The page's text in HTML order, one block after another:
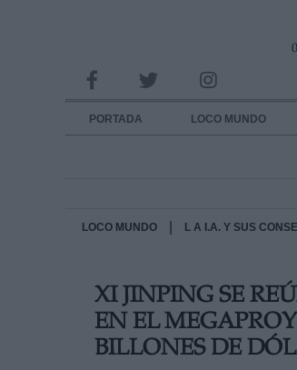
PORTADA LOCO MUNDO
LOCO MUNDO L A I.A. Y SUS
XI JINPING SE
EN EL
BILLONES DE
INFORMACION SOBRE LA PROTECCIÓN DE
Responsable:
Destinatarios:
link
Información adicional
link